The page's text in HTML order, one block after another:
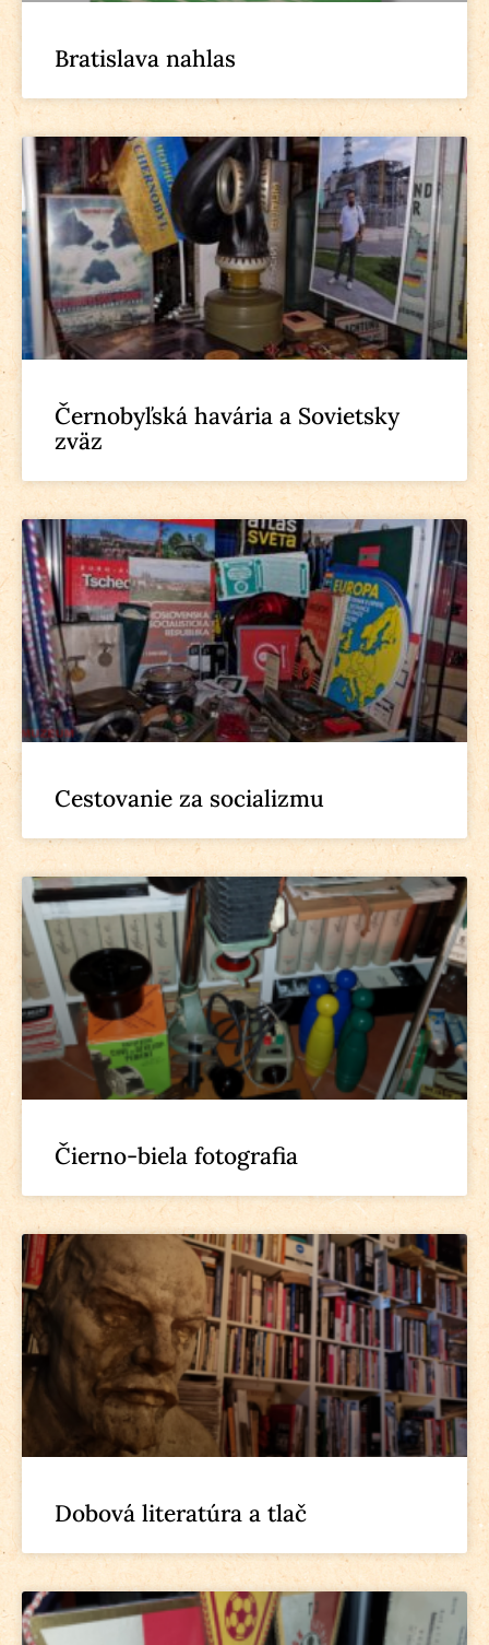
Bratislava nahlas
Černobyľská havária a Sovietsky
zväz
Cestovanie za socializmu
Čierno-biela fotografia
Dobová literatúra a tlač